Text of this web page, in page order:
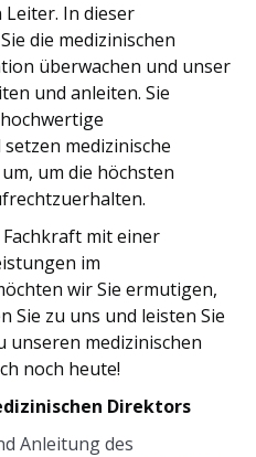
In dieser
die medizinischen
überwachen und unser
und anleiten. Sie
medizinische
um die höchsten
mit einer
im
wir Sie ermutigen,
Sie zu uns und leisten Sie
unseren medizinischen
noch heute!
Direktors
Anleitung des